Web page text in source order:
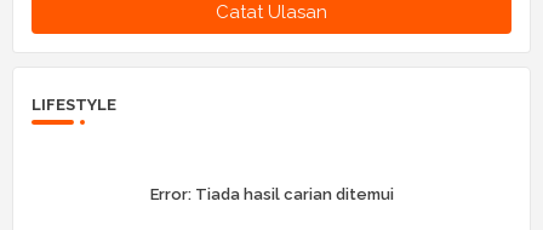
Catat Ulasan
LIFESTYLE
Error:Tiada hasil carian ditemui